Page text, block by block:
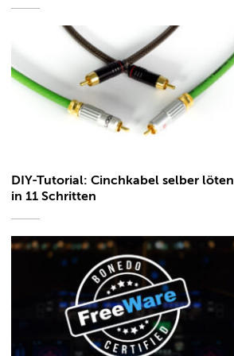
DIY-Tutorial: Cinchkabel selber löten
in 11 Schritten